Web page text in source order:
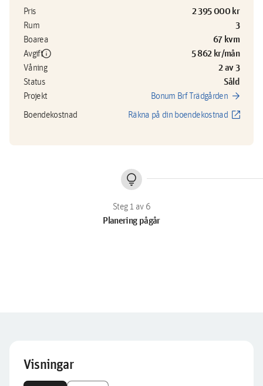
Pris 2 395 000 kr
Rum 3
Boarea 67 kvm
Avgiftinfo 5 862 kr/mån
Våning 2 av 3
Status Såld
Projekt Bonum Brf Trädgården arrow_forward
Boendekostnad Räkna på din boendekostnad open_in_new
lightbulb
Planering pågår
Visningar